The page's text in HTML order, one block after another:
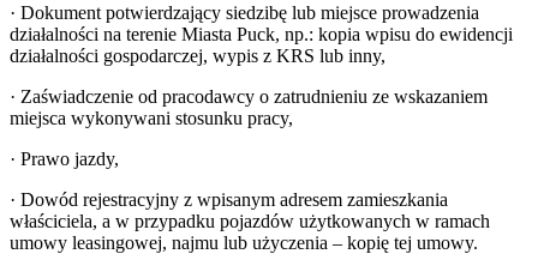
· Dokument potwierdzający siedzibę lub miejsce prowadzenia
działalności na terenie Miasta Puck, np.: kopia wpisu do ewidencji
działalności gospodarczej, wypis z KRS lub inny,
· Zaświadczenie od pracodawcy o zatrudnieniu ze wskazaniem
miejsca wykonywani stosunku pracy,
· Prawo jazdy,
· Dowód rejestracyjny z wpisanym adresem zamieszkania
właściciela, a w przypadku pojazdów użytkowanych w ramach
umowy leasingowej, najmu lub użyczenia – kopię tej umowy.